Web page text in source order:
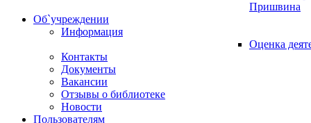
Пришвина
Об`учреждении
Информация
Оценка
Контакты
Документы
Вакансии
Отзывы о библиотеке
Новости
Пользователям